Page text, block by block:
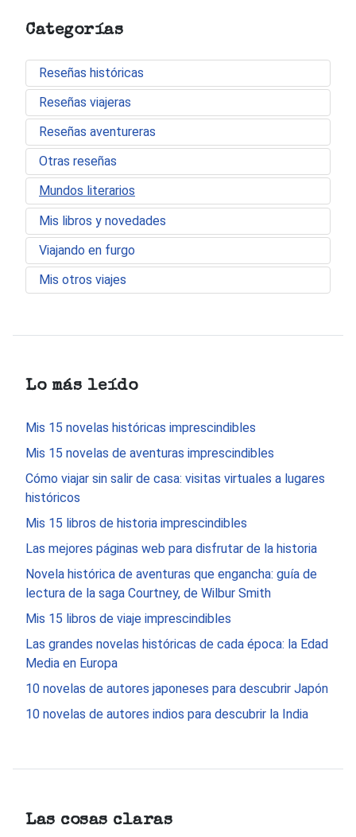
Categorías
Reseñas históricas
Reseñas viajeras
Reseñas aventureras
Otras reseñas
Mundos literarios
Mis libros y novedades
Viajando en furgo
Mis otros viajes
Lo más leído
Mis 15 novelas históricas imprescindibles
Mis 15 novelas de aventuras imprescindibles
Cómo viajar sin salir de casa: visitas virtuales a lugares
históricos
Mis 15 libros de historia imprescindibles
Las mejores páginas web para disfrutar de la historia
Novela histórica de aventuras que engancha: guía de
lectura de la saga Courtney, de Wilbur Smith
Mis 15 libros de viaje imprescindibles
Las grandes novelas históricas de cada época: la Edad
Media en Europa
10 novelas de autores japoneses para descubrir Japón
10 novelas de autores indios para descubrir la India
Las cosas claras